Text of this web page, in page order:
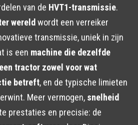
van de HVT1-transmissie.
wereld wordt een verreiker
transmissie, uniek in zijn
is een machine die dezelfde
tractor zowel voor wat
betreft, en de typische limieten
Meer vermogen, snelheid
prestaties en precisie: de